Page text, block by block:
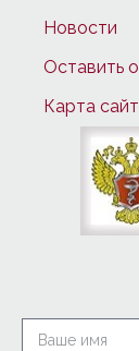
Новости
Оставить
Карта